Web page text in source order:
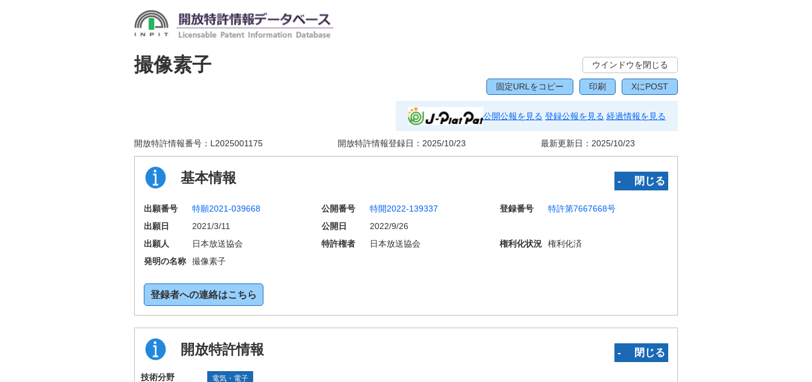
撮像素子 ウインドウを閉じる
固定URLをコピー 印刷 XにPOST
公開公報を見る 登録公報を見る 経過情報を見る
開放特許情報番号： L2025001175 開放特許情報登録日： 2025/10/23 最新更新日： 2025/10/23
基本情報 ‐ 閉じる
出願番号 特願2021-039668 公開番号 特開2022-139337 登録番号
特許第7667668号
出願日
2021/3/11 公開日
2022/9/26
出願人
日本放送協会 特許権者 日本放送協会 権利化状況
権利化済
発明の名称
撮像素子
登録者への連絡はこちら
開放特許情報 ‐ 閉じる
技術分野 電気・電子